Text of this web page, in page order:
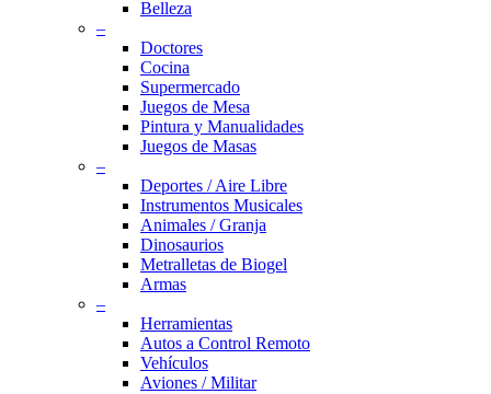
Belleza
–
Doctores
Cocina
Supermercado
Juegos de Mesa
Pintura y Manualidades
Juegos de Masas
–
Deportes / Aire Libre
Instrumentos Musicales
Animales / Granja
Dinosaurios
Metralletas de Biogel
Armas
–
Herramientas
Autos a Control Remoto
Vehículos
Aviones / Militar